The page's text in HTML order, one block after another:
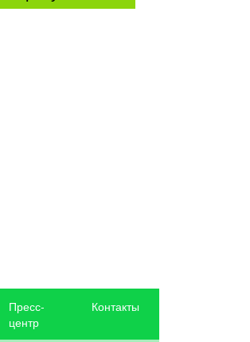
Пресс-
центр
Контакты